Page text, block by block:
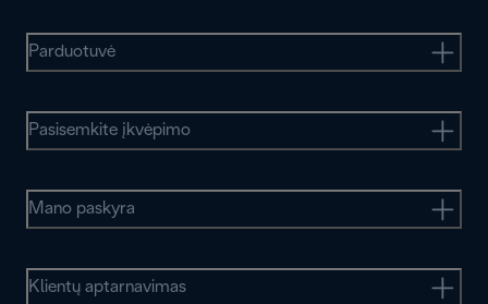
Parduotuvė
Pasisemkite įkvėpimo
Mano paskyra
Klientų aptarnavimas